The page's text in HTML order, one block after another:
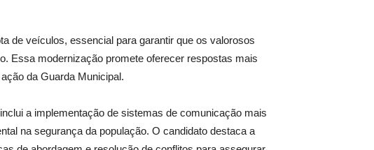
de veículos, essencial para garantir que os valorosos
Essa modernização promete oferecer respostas mais
da Guarda Municipal.
a implementação de sistemas de comunicação mais
na segurança da população. O candidato destaca a